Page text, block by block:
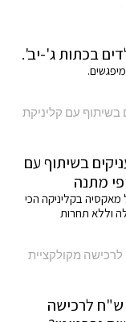
בכתות ג'-יב'.
בשיתוף עם
מאקסיה בקליניקה הכי
רוצה להשתתף בהגרלה ולזכות ב-600 ש"ח לרכישה